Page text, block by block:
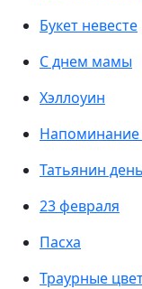
Букет невесте
С днем мамы
Хэллоуин
Татьянин день
23 февраля
Пасха
Траурные